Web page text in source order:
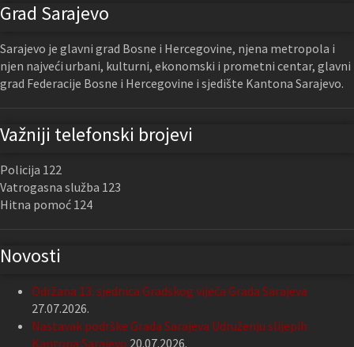
Grad Sarajevo
Sarajevo je glavni grad Bosne i Hercegovine, njena metropola i
njen najveći urbani, kulturni, ekonomski i prometni centar, glavni
grad Federacije Bosne i Hercegovine i sjedište Kantona Sarajevo.
Važniji telefonski brojevi
Policija 122
Vatrogasna služba 123
Hitna pomoć 124
Novosti
Održana 13. sjednica Gradskog vijeća Grada Sarajeva
27.07.2026.
Nastavak podrške Grada Sarajeva Udruženju slijepih
Kantona Sarajevo 20.07.2026.